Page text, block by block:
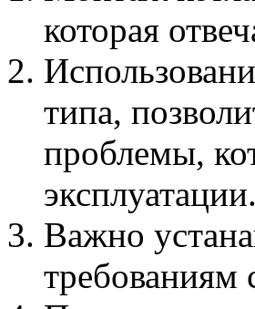
которая
типа,
проблемы,
эксплуатации.
Важно
требованиям